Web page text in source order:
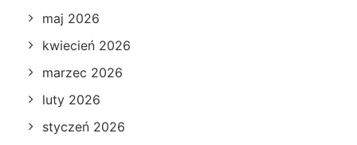
maj 2026
kwiecień 2026
marzec 2026
luty 2026
styczeń 2026